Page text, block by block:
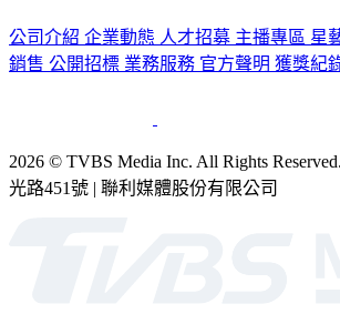
公司介紹 企業動態 人才招募 主播專區 星
銷售 公開招標 業務服務 官方聲明 獲獎紀
2026 © TVBS Media Inc. All Rights
光路451號 | 聯利媒體股份有限公司